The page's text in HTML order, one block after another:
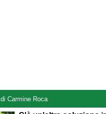
di Carmine Roca